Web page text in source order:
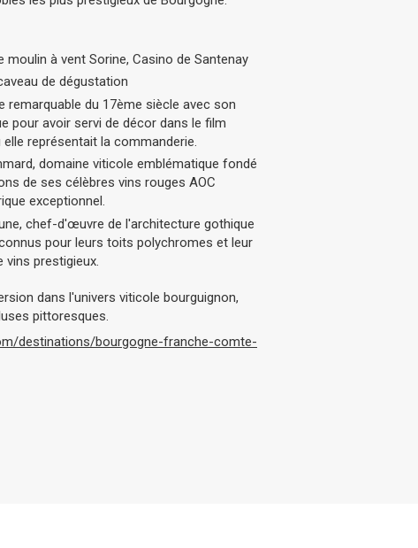
moulin à vent Sorine, Casino de Santenay
de dégustation
remarquable du 17ème siècle avec son
pour avoir servi de décor dans le film
représentait la commanderie.
domaine viticole emblématique fondé
de ses célèbres vins rouges AOC
exceptionnel.
chef-d'œuvre de l'architecture gothique
pour leurs toits polychromes et leur
vins prestigieux.
dans l'univers viticole bourguignon,
pittoresques.
destinations/bourgogne-franche-comte-